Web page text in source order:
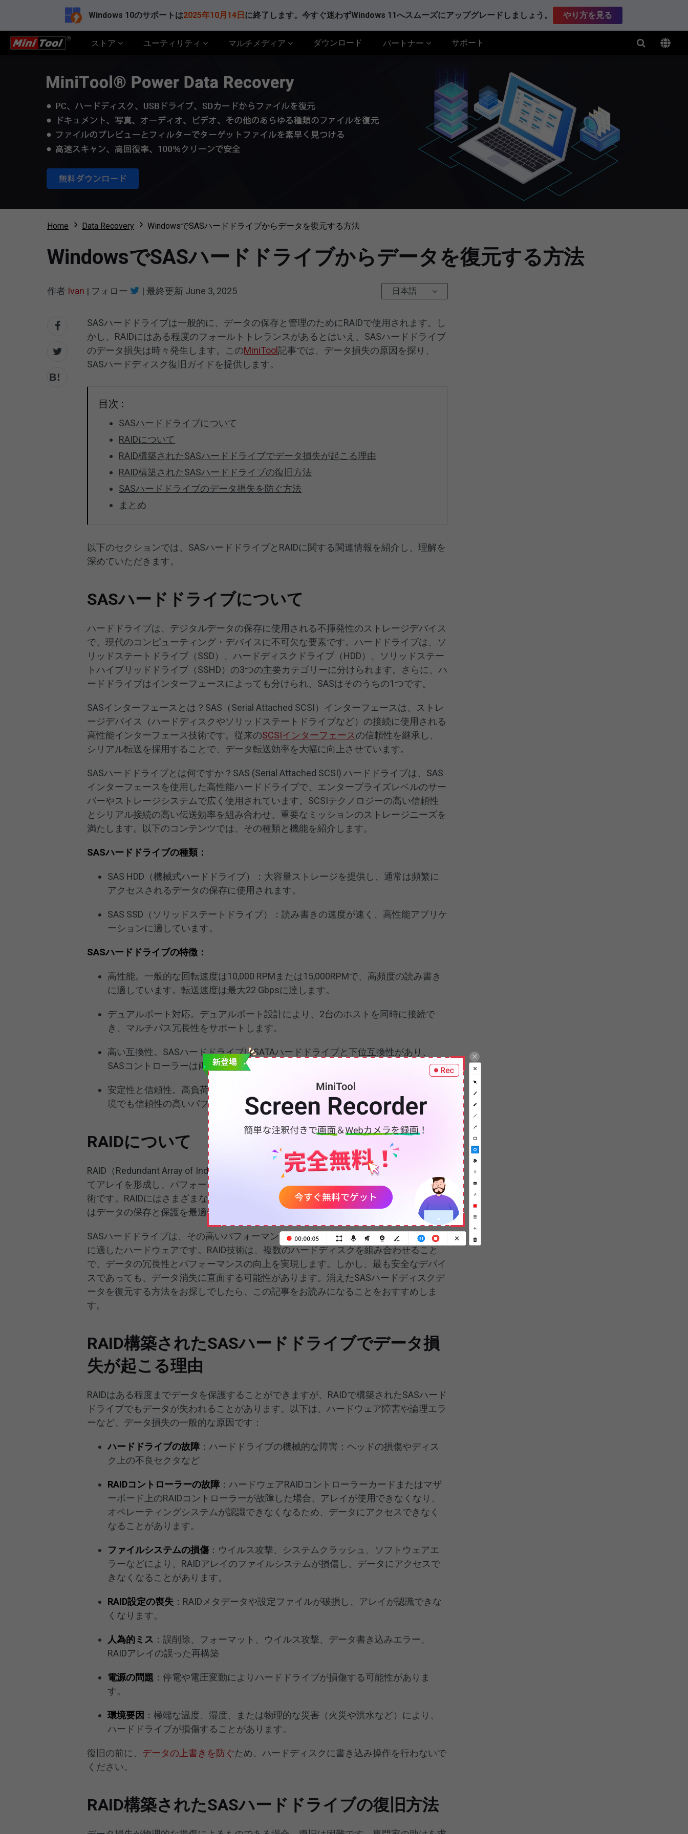
Windows 10のサポートは2025年10月14日 に終了します。今すぐ迷わずWindows 11へスムーズにアップグレードしましょう。 やり方を見る
ストア ユーティリティ マルチメディア ダウンロード パートナー サポート
Home Data Recovery WindowsでSASハードドライブからデータを復元する方法
WindowsでSASハードドライブからデータを復元する方法
作者 Ivan | フォロー | 最終更新 June 3, 2025 日本語
SASハードドライブは一般的に、データの保存と管理のためにRAIDで使用されます。し
かし、RAIDにはある程度のフォールトトレランスがあるとはいえ、SASハードドライブ
のデータ損失は時々発生します。このMiniTool記事では、データ損失の原因を探り、
SASハードディスク復旧ガイドを提供します。
目次 :
SASハードドライブについて
RAIDについて
RAID構築されたSASハードドライブでデータ損失が起こる理由
RAID構築されたSASハードドライブの復旧方法
SASハードドライブのデータ損失を防ぐ方法
まとめ
以下のセクションでは、SASハードドライブとRAIDに関する関連情報を紹介し、理解を
深めていただきます。
SASハードドライブについて
ハードドライブは、デジタルデータの保存に使用される不揮発性のストレージデバイス
で、現代のコンピューティング・デバイスに不可欠な要素です。ハードドライブは、ソ
リッドステートドライブ（SSD）、ハードディスクドライブ（HDD）、ソリッドステー
トハイブリッドドライブ（SSHD）の3つの主要カテゴリーに分けられます。さらに、ハ
ードドライブはインターフェースによっても分けられ、SASはそのうちの1つです。
SASインターフェースとは？SAS（Serial Attached SCSI）インターフェースは、ストレ
ージデバイス（ハードディスクやソリッドステートドライブなど）の接続に使用される
高性能インターフェース技術です。従来のSCSIインターフェースの信頼性を継承し、
シリアル転送を採用することで、データ転送効率を大幅に向上させています。
SASハードドライブとは何ですか？SAS (Serial Attached SCSI) ハードドライブは、SAS
インターフェースを使用した高性能ハードドライブで、エンタープライズレベルのサー
バーやストレージシステムで広く使用されています。SCSIテクノロジーの高い信頼性
とシリアル接続の高い伝送効率を組み合わせ、重要なミッションのストレージニーズを
満たします。以下のコンテンツでは、その種類と機能を紹介します。
SASハードドライブの種類：
SAS HDD（機械式ハードドライブ）：大容量ストレージを提供し、通常は頻繁に
アクセスされるデータの保存に使用されます。
SAS SSD（ソリッドステートドライブ）：読み書きの速度が速く、高性能アプリケ
ーションに適しています。
SASハードドライブの特徴：
高性能。一般的な回転速度は10,000 RPMまたは15,000RPMで、高頻度の読み書き
に適しています。転送速度は最大22 Gbpsに達します。
デュアルポート対応。デュアルポート設計により、2台のホストを同時に接続で
き、マルチパス冗長性をサポートします。
高い互換性。SASハードドライブはSATAハードドライブと下位互換性があり、
SASコントローラーは両方のハードドライブを同時に管理することができます。
安定性と信頼性。高負荷作業を継続的に（24×7）実行でき、極端な温度や振動環
境でも信頼性の高いパフォーマンスを維持します。
RAIDについて
RAID（Redundant Array of Independent Disks）は、複数のハードディスクを組み合わせ
てアレイを形成し、パフォーマンスや容量、データの信頼性を向上させるストレージ技
術です。RAIDにはさまざまなレベル（RAID 0、
RAID 1、RAID 5など）があり、主な機能
はデータの保存と保護を最適化することです。
SASハードドライブは、その高いパフォーマンスと高い信頼性により、通常RAIDアレイ
に適したハードウェアです。RAID技術は、複数のハードディスクを組み合わせること
で、データの冗長性とパフォーマンスの向上を実現します。しかし、最も安全なデバイ
スであっても、データ消失に直面する可能性があります。消えたSASハードディスクデ
ータを復元する方法をお探しでしたら、この記事をお読みになることをおすすめしま
す。
RAID構築されたSASハードドライブでデータ損
失が起こる理由
RAIDはある程度までデータを保護することができますが、RAIDで構築されたSASハード
ドライブでもデータが失われることがあります。以下は、ハードウェア障害や論理エラ
ーなど、データ損失の一般的な原因です：
ハードドライブの故障 ：ハードドライブの機械的な障害：ヘッドの損傷やディス
ク上の不良セクタなど
RAIDコントローラーの故障 ：ハードウェアRAIDコントローラーカードまたはマザ
ーボード上のRAIDコントローラーが故障した場合、アレイが使用できなくなり、
オペレーティングシステムが認識できなくなるため、データにアクセスできなく
なることがあります。
ファイルシステムの損傷 ：ウイルス攻撃、システムクラッシュ、ソフトウェアエ
ラーなどにより、RAIDアレイのファイルシステムが損傷し、データにアクセスで
きなくなることがあります。
RAID設定の喪失 ：RAIDメタデータや設定ファイルが破損し、アレイが認識できな
くなります。
人為的ミス ：誤削除、フォーマット、ウイルス攻撃、データ書き込みエラー、
RAIDアレイの誤った再構築
電源の問題 ：停電や電圧変動によりハードドライブが損傷する可能性がありま
す。
環境要因 ：極端な温度、湿度、または物理的な災害（火災や洪水など）により、
ハードドライブが損傷することがあります。
復旧の前に、 データの上書きを防ぐため、ハードディスクに書き込み操作を行わないで
ください。
RAID構築されたSASハードドライブの復旧方法